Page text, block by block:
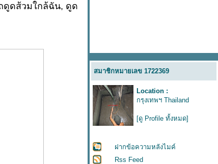
ดูดส้วมใกล้ฉัน, ดูด
สมาชิกหมายเลข 1722369
Location :
กรุงเทพฯ Thailand
[ดู Profile ทั้งหมด]
ฝากข้อความหลังไมค์
Rss Feed